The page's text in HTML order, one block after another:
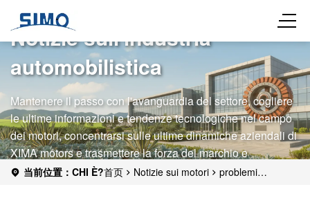
Notizie sull'industria
automobilistica
Mantenere il passo con l'avanguardia del settore, cogliere
le ultime informazioni e tendenze tecnologiche nel campo
dei motori, concentrarsi sulle ultime dinamiche aziendali di
XIMA motors e trasmettere la forza del marchio e
l'influenza del settore.
当前位置：CHI È?首页 Notizie sui motori
problemi